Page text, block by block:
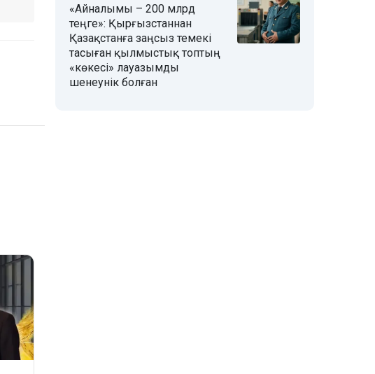
«Айналымы – 200 млрд
теңге»: Қырғызстаннан
Қазақстанға заңсыз темекі
тасыған қылмыстық топтың
«көкесі» лауазымды
шенеунік болған